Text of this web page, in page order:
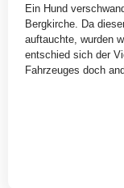
Ein Hund
Bergkirche. Da
auftauchte, wurden
entschied sich der
Fahrzeuges doch